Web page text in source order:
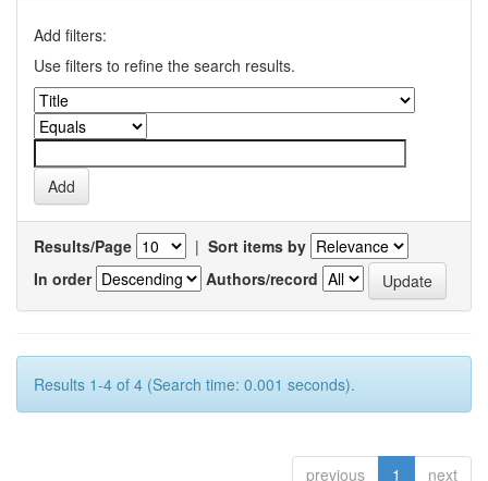
Add filters:
Use filters to refine the search results.
Results/Page | Sort items by
In order
Authors/record
Results 1-4 of 4 (Search time: 0.001 seconds).
previous 1 next